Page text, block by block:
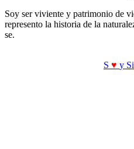
Soy ser viviente y patrimonio de
represento la historia de la
se.
S ♥ y